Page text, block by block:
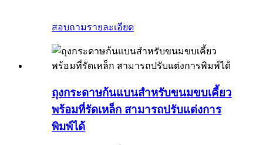
สอบถามรายละเอียด
ถุงกระดาษก้นแบนสำหรับขนมขบเคี้ยว
พร้อมที่รัดเหล็ก สามารถปรับแต่งการ
พิมพ์ได้